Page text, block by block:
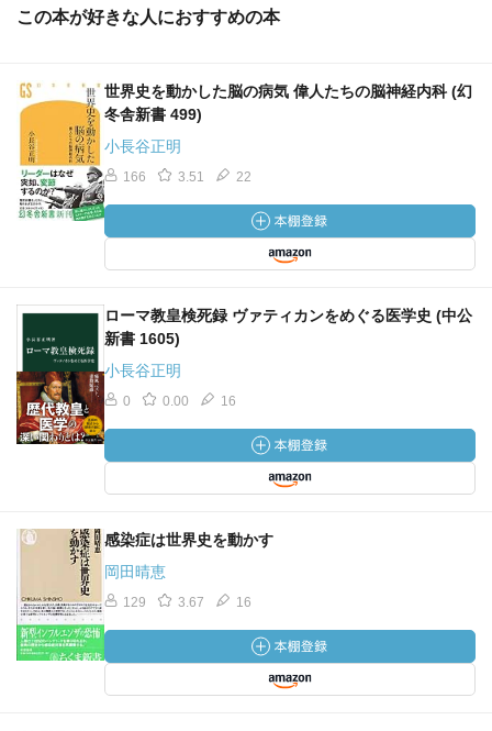
この本が好きな人におすすめの本
世界史を動かした脳の病気 偉人たちの脳神経内科 (幻
冬舎新書 499)
小長谷正明
166 3.51 22
ローマ教皇検死録 ヴァティカンをめぐる医学史 (中公
新書 1605)
小長谷正明
0 0.00 16
感染症は世界史を動かす
岡田晴恵
129 3.67 16